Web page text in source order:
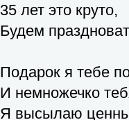
35 лет это круто,
Будем
Подарок я тебе
И немножечко
Я высылаю